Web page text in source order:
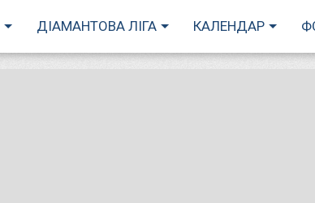
ДІАМАНТОВА ЛІГА КАЛЕНДАР